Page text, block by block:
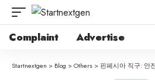
Complaint Advertise
Startnextgen > Blog >Others > 핀페시아 직구: 안전한 탈모